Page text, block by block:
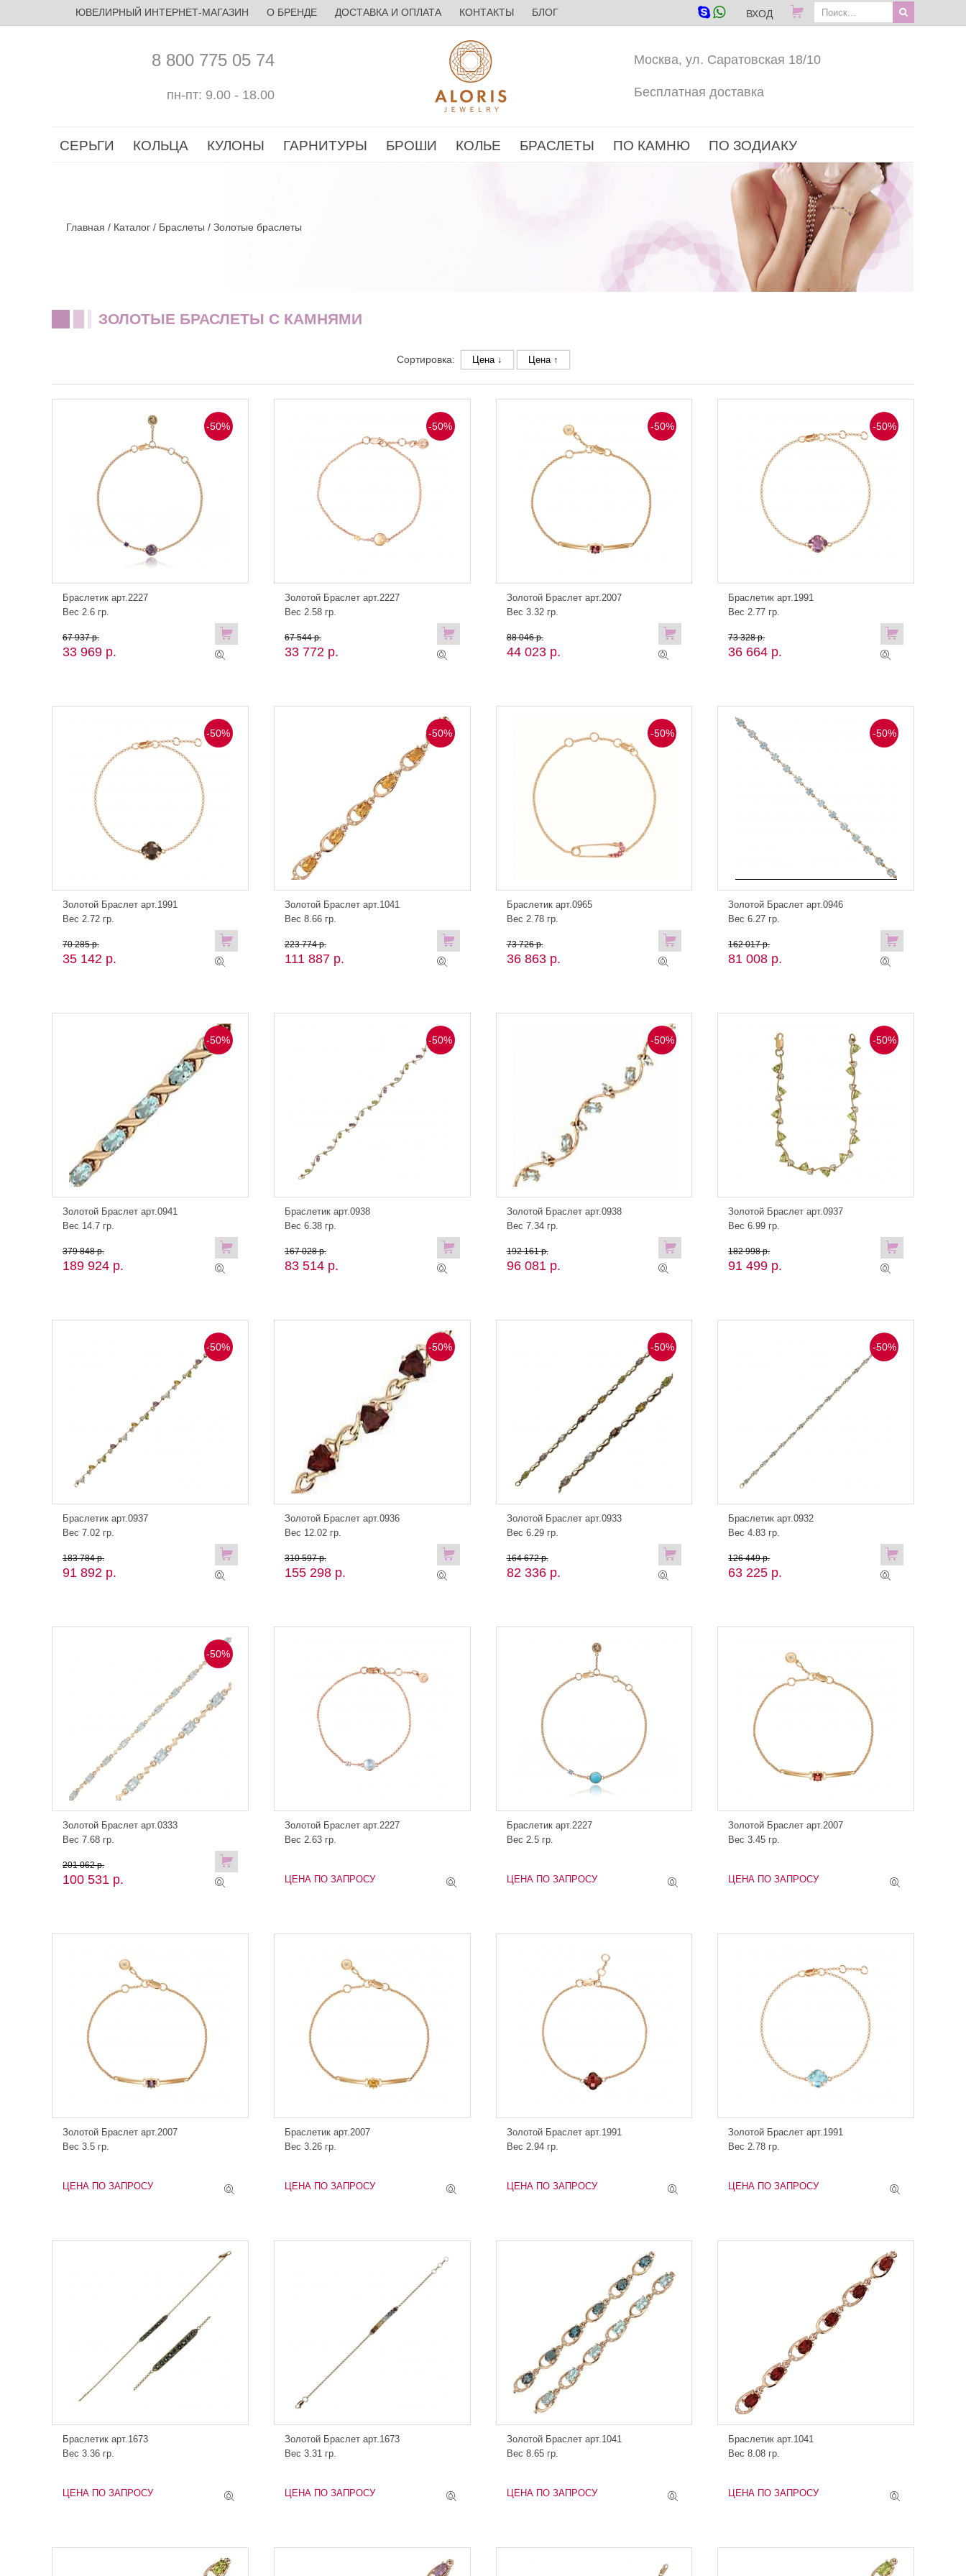
ЮВЕЛИРНЫЙ ИНТЕРНЕТ-МАГАЗИН О БРЕНДЕ ДОСТАВКА И ОПЛАТА КОНТАКТЫ БЛОГ ВХОД
8 800 775 05 74
пн-пт: 9.00 - 18.00
Москва, ул. Саратовская 18/10
Бесплатная доставка
СЕРЬГИ КОЛЬЦА КУЛОНЫ ГАРНИТУРЫ БРОШИ КОЛЬЕ БРАСЛЕТЫ ПО КАМНЮ ПО ЗОДИАКУ
Главная / Каталог / Браслеты / Золотые браслеты
ЗОЛОТЫЕ БРАСЛЕТЫ С КАМНЯМИ
Сортировка: Цена ↓ Цена ↑
-50%
Браслетик арт.2227
Вес 2.6 гр.
33 969 р.
67 937 р.
-50%
Золотой Браслет арт.2227
Вес 2.58 гр.
33 772 р.
67 544 р.
-50%
Золотой Браслет арт.2007
Вес 3.32 гр.
44 023 р.
88 046 р.
-50%
Браслетик арт.1991
Вес 2.77 гр.
36 664 р.
73 328 р.
-50%
Золотой Браслет арт.1991
Вес 2.72 гр.
35 142 р.
70 285 р.
-50%
Золотой Браслет арт.1041
Вес 8.66 гр.
111 887 р.
223 774 р.
-50%
Браслетик арт.0965
Вес 2.78 гр.
36 863 р.
73 726 р.
-50%
Золотой Браслет арт.0946
Вес 6.27 гр.
81 008 р.
162 017 р.
-50%
Золотой Браслет арт.0941
Вес 14.7 гр.
189 924 р.
379 848 р.
-50%
Браслетик арт.0938
Вес 6.38 гр.
83 514 р.
167 028 р.
-50%
Золотой Браслет арт.0938
Вес 7.34 гр.
96 081 р.
192 161 р.
-50%
Золотой Браслет арт.0937
Вес 6.99 гр.
91 499 р.
182 998 р.
-50%
Браслетик арт.0937
Вес 7.02 гр.
91 892 р.
183 784 р.
-50%
Золотой Браслет арт.0936
Вес 12.02 гр.
155 298 р.
310 597 р.
-50%
Золотой Браслет арт.0933
Вес 6.29 гр.
82 336 р.
164 672 р.
-50%
Браслетик арт.0932
Вес 4.83 гр.
63 225 р.
126 449 р.
-50%
Золотой Браслет арт.0333
Вес 7.68 гр.
100 531 р.
201 062 р.
Золотой Браслет арт.2227
Вес 2.63 гр.
ЦЕНА ПО ЗАПРОСУ
Браслетик арт.2227
Вес 2.5 гр.
ЦЕНА ПО ЗАПРОСУ
Золотой Браслет арт.2007
Вес 3.45 гр.
ЦЕНА ПО ЗАПРОСУ
Золотой Браслет арт.2007
Вес 3.5 гр.
ЦЕНА ПО ЗАПРОСУ
Браслетик арт.2007
Вес 3.26 гр.
ЦЕНА ПО ЗАПРОСУ
Золотой Браслет арт.1991
Вес 2.94 гр.
ЦЕНА ПО ЗАПРОСУ
Золотой Браслет арт.1991
Вес 2.78 гр.
ЦЕНА ПО ЗАПРОСУ
Браслетик арт.1673
Вес 3.36 гр.
ЦЕНА ПО ЗАПРОСУ
Золотой Браслет арт.1673
Вес 3.31 гр.
ЦЕНА ПО ЗАПРОСУ
Золотой Браслет арт.1041
Вес 8.65 гр.
ЦЕНА ПО ЗАПРОСУ
Браслетик арт.1041
Вес 8.08 гр.
ЦЕНА ПО ЗАПРОСУ